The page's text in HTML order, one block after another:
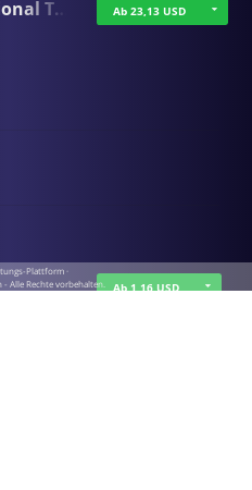
T… Ab 23,13 USD
Ab 1,16 USD
Plattform·
Alle Rechte vorbehalten.